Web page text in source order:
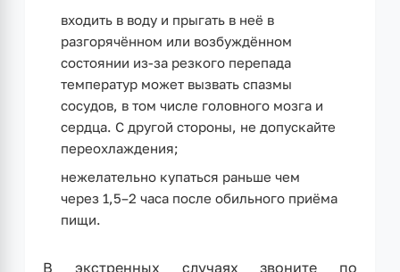
входить в воду и прыгать в неё в
разгорячённом или возбуждённом
состоянии из-за резкого перепада
температур может вызвать спазмы
сосудов, в том числе головного мозга и
сердца. С другой стороны, не допускайте
переохлаждения;
нежелательно купаться раньше чем
через 1,5–2 часа после обильного приёма
пищи.
В экстренных случаях звоните по